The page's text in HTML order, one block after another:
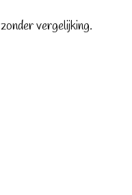
vergelijking.